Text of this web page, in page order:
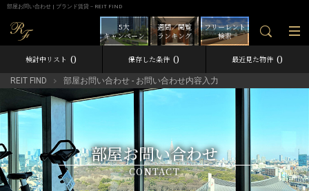
部屋お問い合わせ | ブランド賃貸－REIT FIND
フリーレント
検索
週間／閲覧
ランキング
5大
キャンペーン
検討中リスト 0 保存した条件 0 最近見た物件 0
REIT FIND 部屋お問い合わせ - お問い合わせ内容入力
部屋お問い合わせ
CONTACT